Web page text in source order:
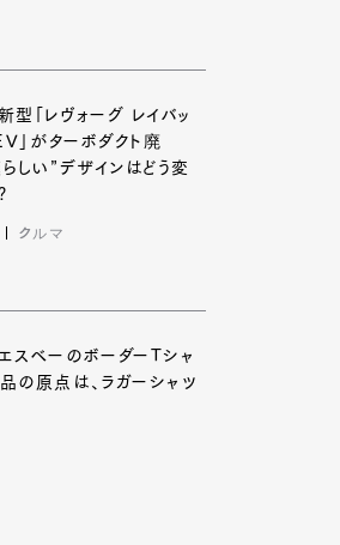
型「レヴォーグ レイバッ
」がターボダクト廃
らしい”デザインはどう変
クルマ
スベーのボーダーTシャ
の原点は、ラガーシャツ